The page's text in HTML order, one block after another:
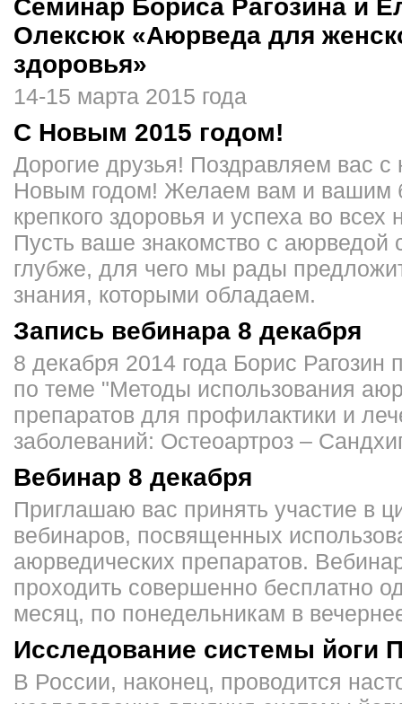
Семинар Бориса Рагозина и
Олексюк «Аюрведа для
здоровья»
14-15 марта 2015 года
C Новым 2015 годом!
Дорогие друзья! Поздравляем вас
Новым годом! Желаем вам и вашим
крепкого здоровья и успеха во всех
Пусть ваше знакомство с аюрведой
глубже, для чего мы рады
знания, которыми обладаем.
Запись вебинара 8 декабря
8 декабря 2014 года Борис Рагозин
по теме "Методы использования
препаратов для профилактики и
заболеваний: Остеоартроз –
Вебинар 8 декабря
Приглашаю вас принять участие в
вебинаров, посвященных
аюрведических препаратов.
проходить совершенно бесплатно
месяц, по понедельникам в
Исследование системы йоги
В России, наконец, проводится